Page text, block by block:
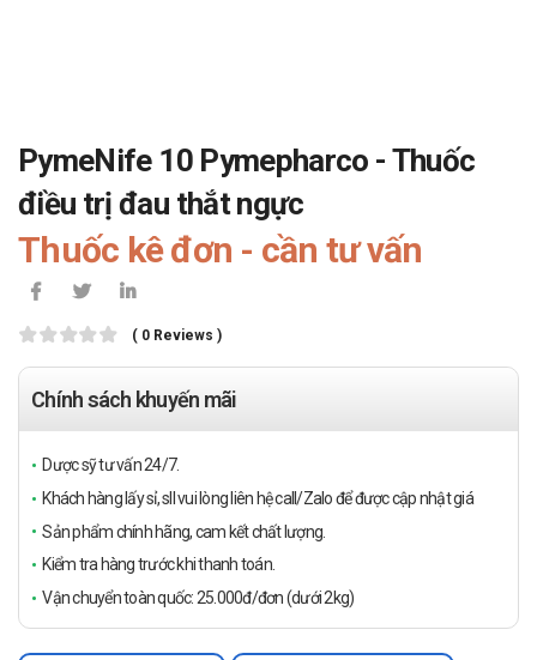
PymeNife 10 Pymepharco - Thuốc
điều trị đau thắt ngực
Thuốc kê đơn - cần tư vấn
( 0 Reviews )
Chính sách khuyến mãi
Dược sỹ tư vấn 24/7.
Khách hàng lấy sỉ, sll vui lòng liên hệ call/Zalo để được cập nhật giá
Sản phẩm chính hãng, cam kết chất lượng.
Kiểm tra hàng trước khi thanh toán.
Vận chuyển toàn quốc: 25.000đ/đơn (dưới 2kg)